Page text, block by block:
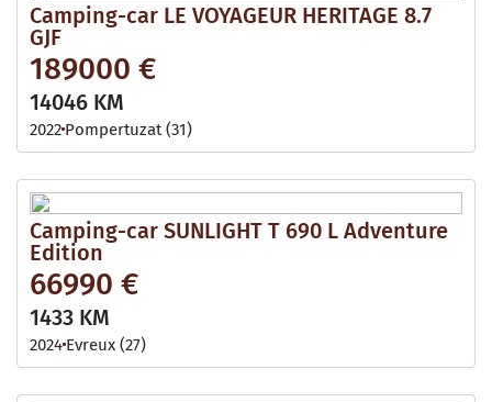
Camping-car LE VOYAGEUR HERITAGE 8.7
GJF
189000 €
14046 KM
2022 Pompertuzat (31)
Camping-car SUNLIGHT T 690 L Adventure
Edition
66990 €
1433 KM
2024 Evreux (27)